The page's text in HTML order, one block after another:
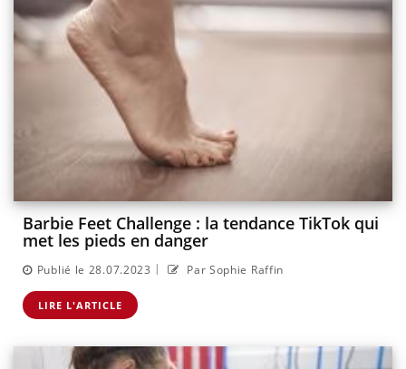
Barbie Feet Challenge : la tendance TikTok qui
met les pieds en danger
Publié le 28.07.2023 | Par Sophie Raffin
LIRE L'ARTICLE